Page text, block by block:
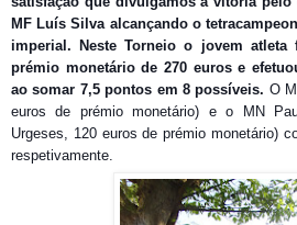
MF Luís Silva alcançando o
imperial. Neste Torneio o jovem atleta
prémio monetário de 270 euros e
ao somar 7,5 pontos em 8 possíveis. O
euros de prémio monetário) e o MN
Urgeses, 120 euros de prémio monetário)
respetivamente.